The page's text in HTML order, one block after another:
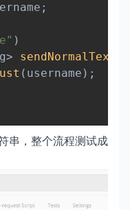
;
)
> sendNormalText
( username ) ;
串，整个流程测试成